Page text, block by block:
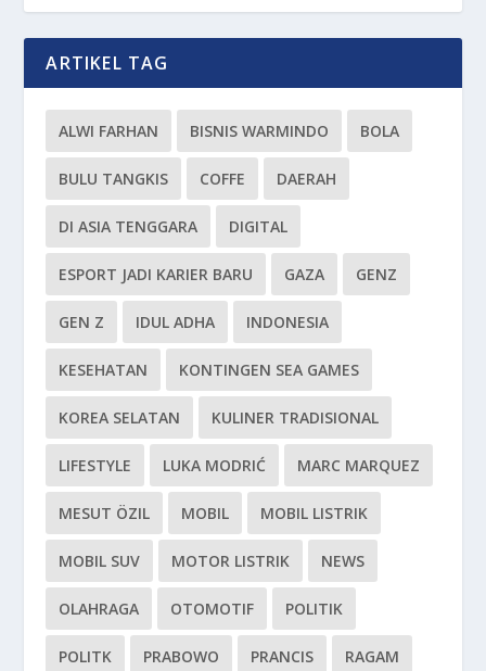
ARTIKEL TAG
ALWI FARHAN BISNIS WARMINDO BOLA
BULU TANGKIS COFFE DAERAH
DI ASIA TENGGARA DIGITAL
ESPORT JADI KARIER BARU GAZA GENZ
GEN Z IDUL ADHA INDONESIA
KESEHATAN KONTINGEN SEA GAMES
KOREA SELATAN KULINER TRADISIONAL
LIFESTYLE LUKA MODRIĆ MARC MARQUEZ
MESUT ÖZIL MOBIL MOBIL LISTRIK
MOBIL SUV MOTOR LISTRIK NEWS
OLAHRAGA OTOMOTIF POLITIK
POLITK PRABOWO PRANCIS RAGAM